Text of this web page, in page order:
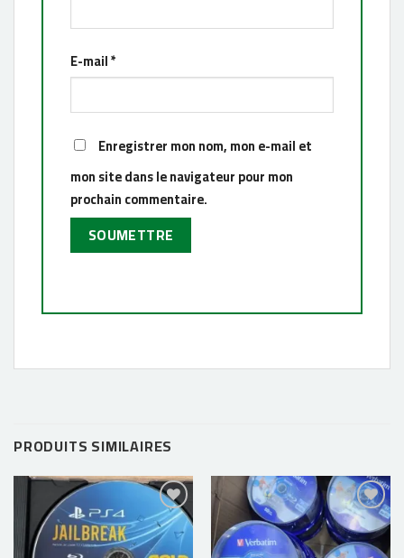
E-mail*
Enregistrer mon nom, mon e-mail et
mon site dans le navigateur pour mon
prochain commentaire.
PRODUITS SIMILAIRES
Ajouter
à la liste
d’envies
Ajouter
à la liste
d’envies